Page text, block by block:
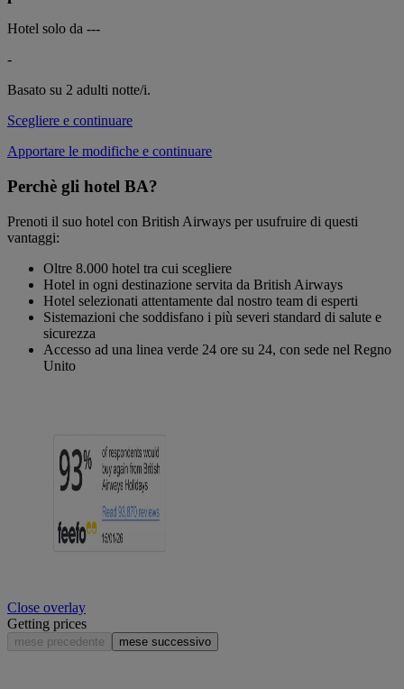
Hotel solo da ---
-
Basato su 2 adulti notte/i.
Scegliere e continuare
Apportare le modifiche e continuare
Perchè gli hotel BA?
Prenoti il suo hotel con British Airways per usufruire di questi
vantaggi:
Oltre 8.000 hotel tra cui scegliere
Hotel in ogni destinazione servita da British Airways
Hotel selezionati attentamente dal nostro team di esperti
Sistemazioni che soddisfano i più severi standard di salute e
sicurezza
Accesso ad una linea verde 24 ore su 24, con sede nel Regno
Unito
Close overlay
Getting prices
mese precedente mese successivo